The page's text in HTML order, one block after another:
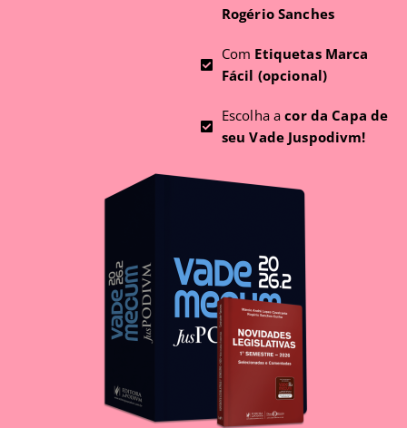
Rogério Sanches
Com Etiquetas Marca
Fácil (opcional)
Escolha acor da Capa de
seu Vade Juspodivm!